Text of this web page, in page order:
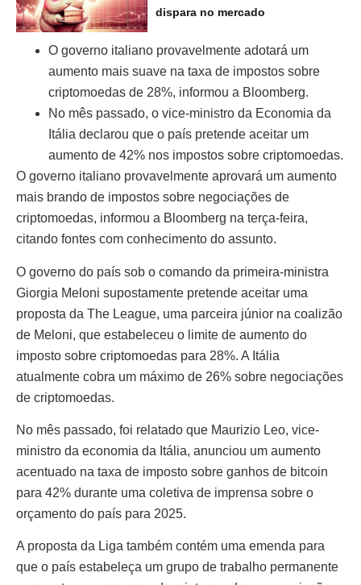
dispara no mercado
O governo italiano provavelmente adotará um
aumento mais suave na taxa de impostos sobre
criptomoedas de 28%, informou a Bloomberg.
No mês passado, o vice-ministro da Economia da
Itália declarou que o país pretende aceitar um
aumento de 42% nos impostos sobre criptomoedas.
O governo italiano provavelmente aprovará um aumento
mais brando de impostos sobre negociações de
criptomoedas, informou a Bloomberg na terça-feira,
citando fontes com conhecimento do assunto.
O governo do país sob o comando da primeira-ministra
Giorgia Meloni supostamente pretende aceitar uma
proposta da The League, uma parceira júnior na coalizão
de Meloni, que estabeleceu o limite de aumento do
imposto sobre criptomoedas para 28%. A Itália
atualmente cobra um máximo de 26% sobre negociações
de criptomoedas.
No mês passado, foi relatado que Maurizio Leo, vice-
ministro da economia da Itália, anunciou um aumento
acentuado na taxa de imposto sobre ganhos de bitcoin
para 42% durante uma coletiva de imprensa sobre o
orçamento do país para 2025.
A proposta da Liga também contém uma emenda para
que o país estabeleça um grupo de trabalho permanente